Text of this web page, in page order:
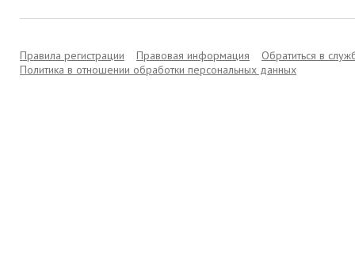
Правила регистрации Правовая информация
Обратиться в
Политика в отношении обработки персональных данных